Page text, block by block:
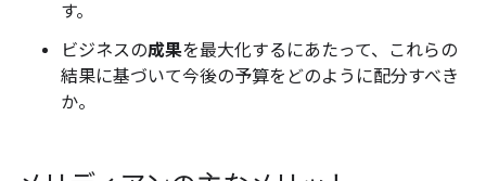
す。
ビジネスの成果を最大化するにあたって、これらの
結果に基づいて今後の予算をどのように配分すべき
か。